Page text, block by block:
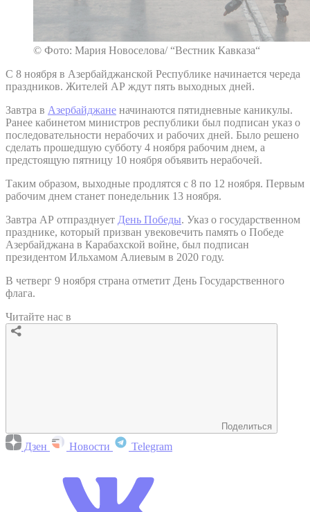
© Фото: Мария Новоселова/ “Вестник Кавказа“
С 8 ноября в Азербайджанской Республике начинается череда
праздников. Жителей АР ждут пять выходных дней.
Завтра в Азербайджане начинаются пятидневные каникулы.
Ранее кабинетом министров республики был подписан указ о
последовательности нерабочих и рабочих дней. Было решено
сделать прошедшую субботу 4 ноября рабочим днем, а
предстоящую пятницу 10 ноября объявить нерабочей.
Таким образом, выходные продлятся с 8 по 12 ноября. Первым
рабочим днем станет понедельник 13 ноября.
Завтра АР отпразднует День Победы. Указ о государственном
празднике, который призван увековечить память о Победе
Азербайджана в Карабахской войне, был подписан
президентом Ильхамом Алиевым в 2020 году.
В четверг 9 ноября страна отметит День Государственного
флага.
Читайте нас в
Поделиться
Дзен Новости Telegram